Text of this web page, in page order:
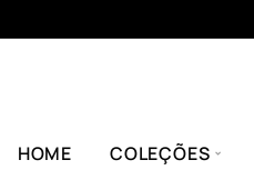
HOME COLEÇÕES